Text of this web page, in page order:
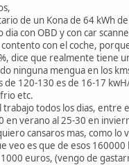
de un Kona de 64 kWh
dia con OBD y con car
con el coche,
dice que realmente tiene
ninguna mengua en los
de 120-130 es de 16-17
etc.
trabajo todos los dias, entre
en verano al 25-30 en
cansaros mas, como lo
veo es que de esos
euros, (vengo de